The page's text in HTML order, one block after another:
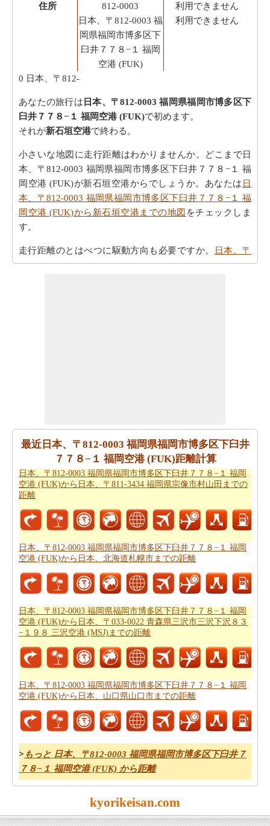
住所
812-0003
日本、〒812-0003 福
岡県福岡市博多区下
臼井７７８−１ 福岡
空港 (FUK)
利用できません
利用できません
0 日本、〒812-
あなたの旅行は 日本、〒812-0003 福岡県福岡市博多区下
臼井７７８−１ 福岡空港 (FUK)で初めます。
それが新石垣空港で終わる。
小さいな地図に走行距離はわかりませんか。どこまで日
本、〒812-0003 福岡県福岡市博多区下臼井７７８−１ 福
岡空港 (FUK)が新石垣空港からでしょうか。あなたは 日
本、〒812-0003 福岡県福岡市博多区下臼井７７８−１ 福
岡空港 (FUK)から新石垣空港までの地図 をチェックしま
す。
走行距離のとはべつに駆動方向も必要ですか。
日本、〒
812-0003 福岡県福岡市博多区下臼井７７８−１ 福岡空港
間からひつようです。走行距離をつかってしょよう時間
は日本、〒812-0003 福岡県福岡市博多区下臼井７７８
−１ 福岡空港 (FUK)から新石垣空港まで計ります。
日本、〒812-0003 福岡県福岡市博多区下臼井７７８−１
福岡空港 (FUK)から新石垣空港まで良プランが欲しいで
すか。知る事はどの方を使って 日本、〒812-0003 福岡県
福岡市博多区下臼井７７８−１ 福岡空港 (FUK)から新石垣
道路走行は疲れて感じますか。飛行機で飛びてかかる時
間は知りたいんですか。日本、〒812-0003 福岡県福岡市
博多区下臼井７７８−１ 福岡空港 (FUK)から新石垣空港ま
での飛行時間チェックします。
それはあなたの旅のルートを計画するのは面倒ですか？
市博多区下臼井７７８−１ 福岡空港 (FUK)から新石垣空港
までの道路ルートプラン
提供します。
あなたは、道路に旅行を取ることを計画していますか？
あなたはこの旅行で過ごすことになります燃料費の見積
もりをしたいですか？日本、〒812-0003 福岡県福岡市博
の旅行の費用 を確認してください。
行距離にかかわります。
最近日本、〒812-0003 福岡県福岡市博多区下臼井
７７８−１ 福岡空港 (FUK)距離計算
日本、〒812-0003 福岡県福岡市博多区下臼井７７８−１ 福岡
空港 (FUK)から日本、〒811-3434 福岡県宗像市村山田までの
距離
日本、〒812-0003 福岡県福岡市博多区下臼井７７８−１ 福岡
空港 (FUK)から日本、北海道札幌市までの距離
日本、〒812-0003 福岡県福岡市博多区下臼井７７８−１ 福岡
空港 (FUK)から日本、〒033-0022 青森県三沢市三沢下沢８３
−１９８ 三沢空港 (MSJ)までの距離
日本、〒812-0003 福岡県福岡市博多区下臼井７７８−１ 福岡
空港 (FUK)から日本、山口県山口市までの距離
> もっと 日本、〒812-0003 福岡県福岡市博多区下臼井７
７８−１ 福岡空港 (FUK) から距離
kyorikeisan.com